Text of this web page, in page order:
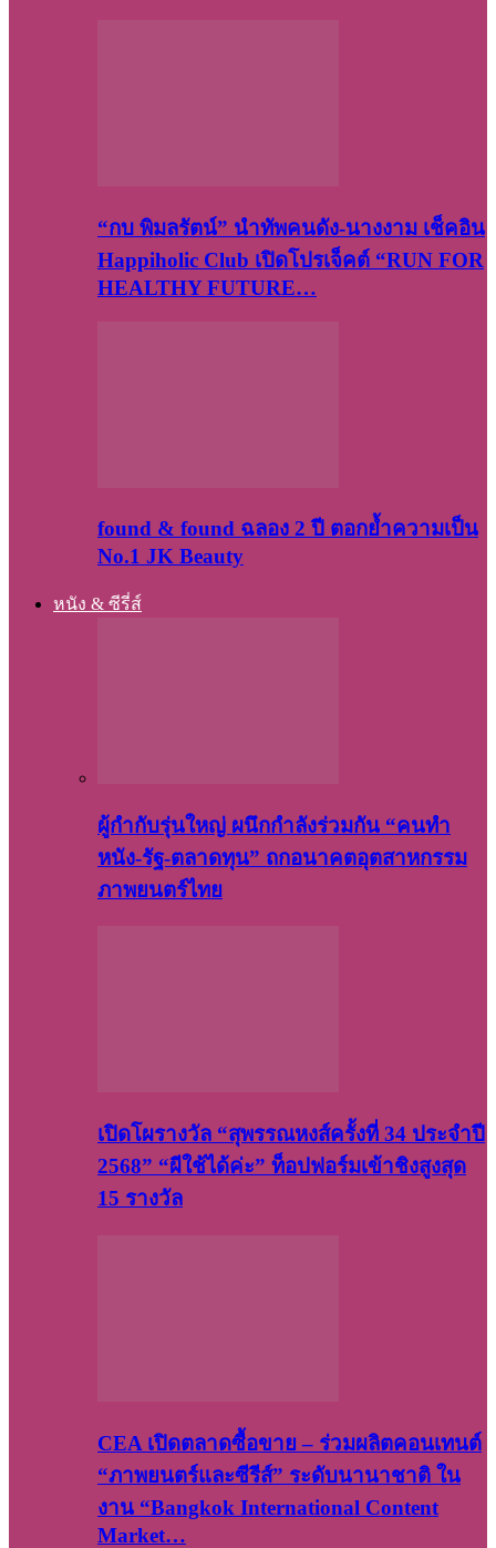
“กบ พิมลรัตน์” นำทัพคนดัง-นางงาม เช็คอิน
Happiholic Club เปิดโปรเจ็คต์ “RUN FOR
HEALTHY FUTURE…
found & found ฉลอง 2 ปี ตอกย้ำความเป็น
No.1 JK Beauty
หนัง & ซีรี่ส์
ผู้กำกับรุ่นใหญ่ ผนึกกำลังร่วมกัน “คนทำ
หนัง-รัฐ-ตลาดทุน” ถกอนาคตอุตสาหกรรม
ภาพยนตร์ไทย
เปิดโผรางวัล “สุพรรณหงส์ครั้งที่ 34 ประจำปี
2568” “ผีใช้ได้ค่ะ” ท็อปฟอร์มเข้าชิงสูงสุด
15 รางวัล
CEA เปิดตลาดซื้อขาย – ร่วมผลิตคอนเทนต์
“ภาพยนตร์และซีรีส์” ระดับนานาชาติ ใน
งาน “Bangkok International Content
Market…